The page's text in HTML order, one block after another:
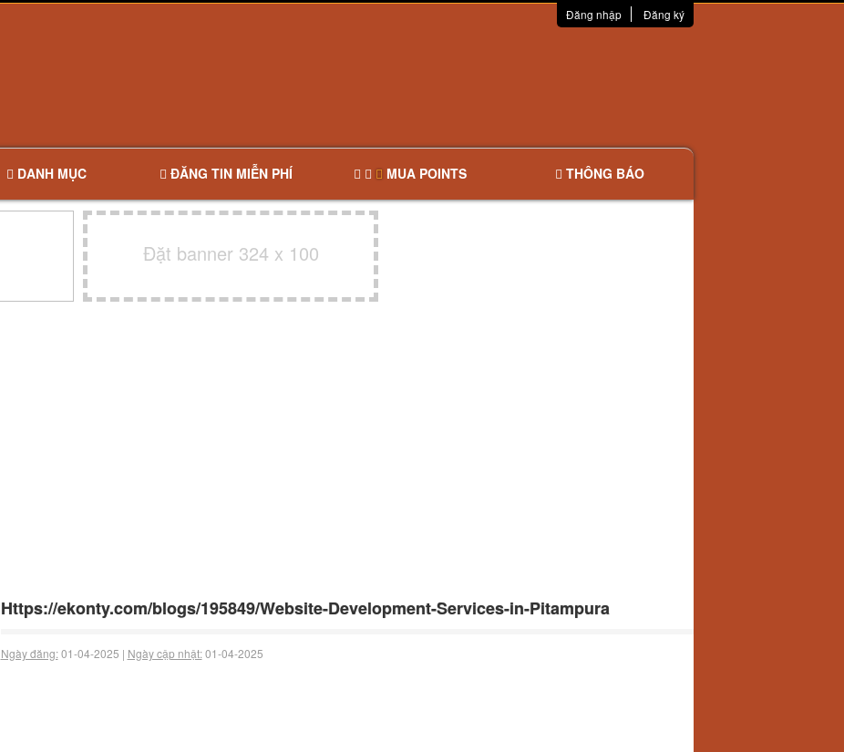
Đăng nhập Đăng ký
DANH MỤC ĐĂNG TIN MIỄN PHÍ MUA POINTS THÔNG BÁO
Đặt banner 324 x 100
Https://ekonty.com/blogs/195849/Website-Development-Services-in-Pitampura
Ngày đăng:01-04-2025 | Ngày cập nhật:01-04-2025